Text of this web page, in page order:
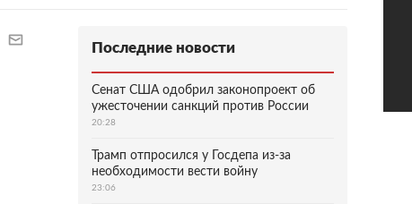
Последние новости
Сенат США одобрил законопроект об
ужесточении санкций против России
20:28
Трамп отпросился у Госдепа из-за
необходимости вести войну
23:06